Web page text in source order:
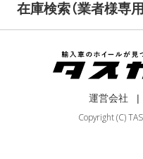
在庫検索（業者様専用
運営会社
Copyright (C)